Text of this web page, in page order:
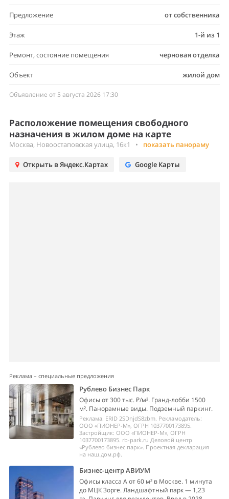
Предложение от собственника
Этаж 1-й из 1
Ремонт, состояние помещения черновая отделка
Объект жилой дом
Объявление от 5 августа 2026 17:30
Расположение помещения свободного
назначения в жилом доме на карте
Москва, Новоостаповская улица, 16к1 • показать панораму
Открыть в Яндекс.Картах Google Карты
Реклама – специальные предложения
Рублево Бизнес Парк
Офисы от 300 тыс. ₽/м². Гранд-лобби 1500
м². Панорамные виды. Подземный паркинг.
Реклама. ERID 2SDnjdS8zbm. Рекламодатель:
ООО «ПИОНЕР-М», ОГРН 1037700173895.
Застройщик: ООО «ПИОНЕР-М», ОГРН
1037700173895. rb-park.ru Деловой центр
«Рублево бизнес парк». Проектная декларация
на наш.дом.рф.
Бизнес-центр АВИУМ
Офисы класса А от 60 м² в Москве. 1 минута
до МЦК Зорге. Ландшафтный парк — 1,23